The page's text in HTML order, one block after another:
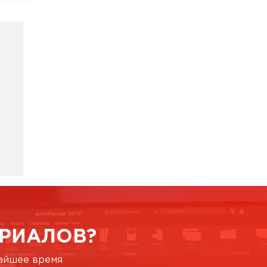
время